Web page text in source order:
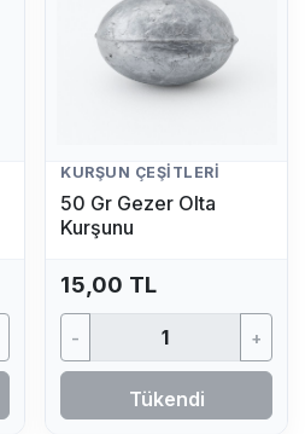
KURŞUN ÇEŞITLERI
50 Gr Gezer Olta
Kurşunu
15,00 TL
- +
Tükendi